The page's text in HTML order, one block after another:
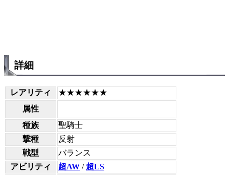
詳細
レアリティ
★★★★★★
属性
種族
聖騎士
撃種
反射
戦型
バランス
アビリティ
超AW / 超LS